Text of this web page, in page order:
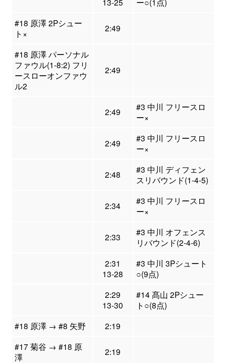
#18 原澤 2Pシュー
ト×
2:49
#18 原澤 パーソナル
ファウル(1-8:2) フリ
ースローオンファウ
ル2
2:49
2:49
#3 中川 フリースロ
ー×
2:49
#3 中川 フリースロ
ー×
2:48
#3 中川 ディフェン
スリバウンド(1-4-5)
2:34
#3 中川 フリースロ
ー×
2:33
#3 中川 オフェンス
リバウンド(2-4-6)
2:31
13-28
#3 中川 3Pシュート
○(9点)
2:29
13-30
#14 髙山 2Pシュー
ト○(8点)
#18 原澤 → #8 矢野
2:19
#17 菊谷 → #18 原
澤
2:19